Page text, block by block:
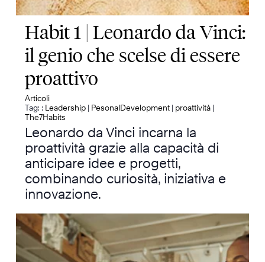
Habit 1 | Leonardo da Vinci:
il genio che scelse di essere
proattivo
Articoli
Tag: : Leadership | PesonalDevelopment | proattività |
The7Habits
Leonardo da Vinci incarna la
proattività grazie alla capacità di
anticipare idee e progetti,
combinando curiosità, iniziativa e
innovazione.